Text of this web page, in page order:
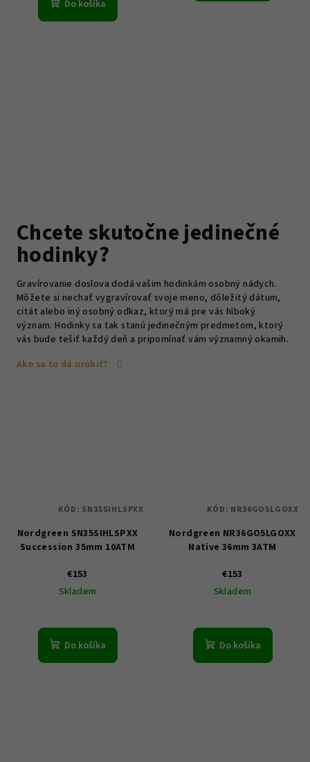
Do košíka
Chcete skutočne jedinečné
hodinky?
Gravírovanie doslova dodá vašim hodinkám osobný nádych.
Môžete si nechať vygravírovať svoje meno, dôležitý dátum,
citát alebo iný osobný odkaz, ktorý má pre vás hlboký
význam. Hodinky sa tak stanú jedinečným predmetom, ktorý
vás bude tešiť každý deň a pripomínať vám významný okamih.
Ako sa to dá urobiť?
Nordgreen SN35SIHLSPXX
Succession 35mm 10ATM
€153
Skladem
Do košíka
KÓD: SN35SIHLSPXX
Nordgreen NR36GO5LGOXX
Native 36mm 3ATM
€153
Skladem
Do košíka
KÓD: NR36GO5LGOXX